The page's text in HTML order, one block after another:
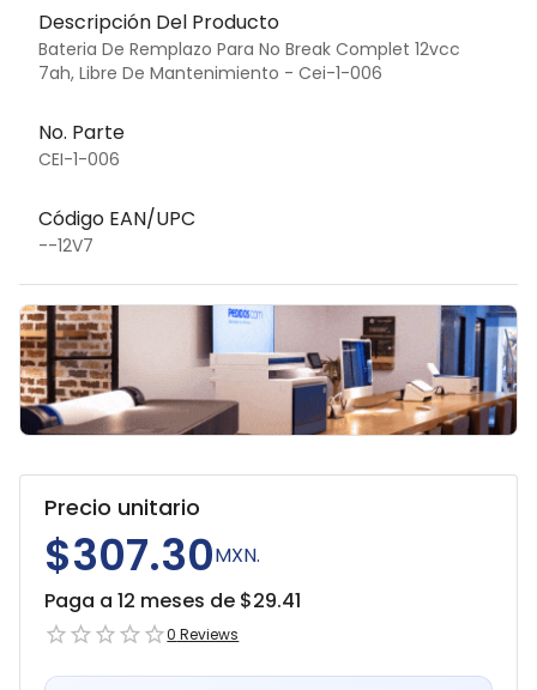
Descripción Del Producto
Bateria De Remplazo Para No Break Complet 12vcc
7ah, Libre De Mantenimiento - Cei-1-006
No. Parte
CEI-1-006
Código EAN/UPC
--12V7
Precio unitario
$307.30MXN.
Paga a 12 meses de $29.41
0 Reviews